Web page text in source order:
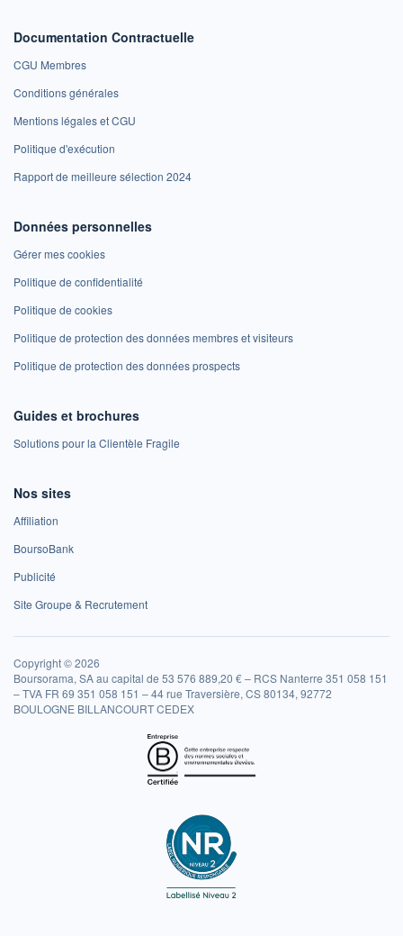
Documentation Contractuelle
CGU Membres
Conditions générales
Mentions légales et CGU
Politique d'exécution
Rapport de meilleure sélection 2024
Données personnelles
Gérer mes cookies
Politique de confidentialité
Politique de cookies
Politique de protection des données membres et visiteurs
Politique de protection des données prospects
Guides et brochures
Solutions pour la Clientèle Fragile
Nos sites
Affiliation
BoursoBank
Publicité
Site Groupe & Recrutement
Copyright © 2026
Boursorama, SA au capital de 53 576 889,20 € – RCS Nanterre 351 058 151
– TVA FR 69 351 058 151 – 44 rue Traversière, CS 80134, 92772
BOULOGNE BILLANCOURT CEDEX